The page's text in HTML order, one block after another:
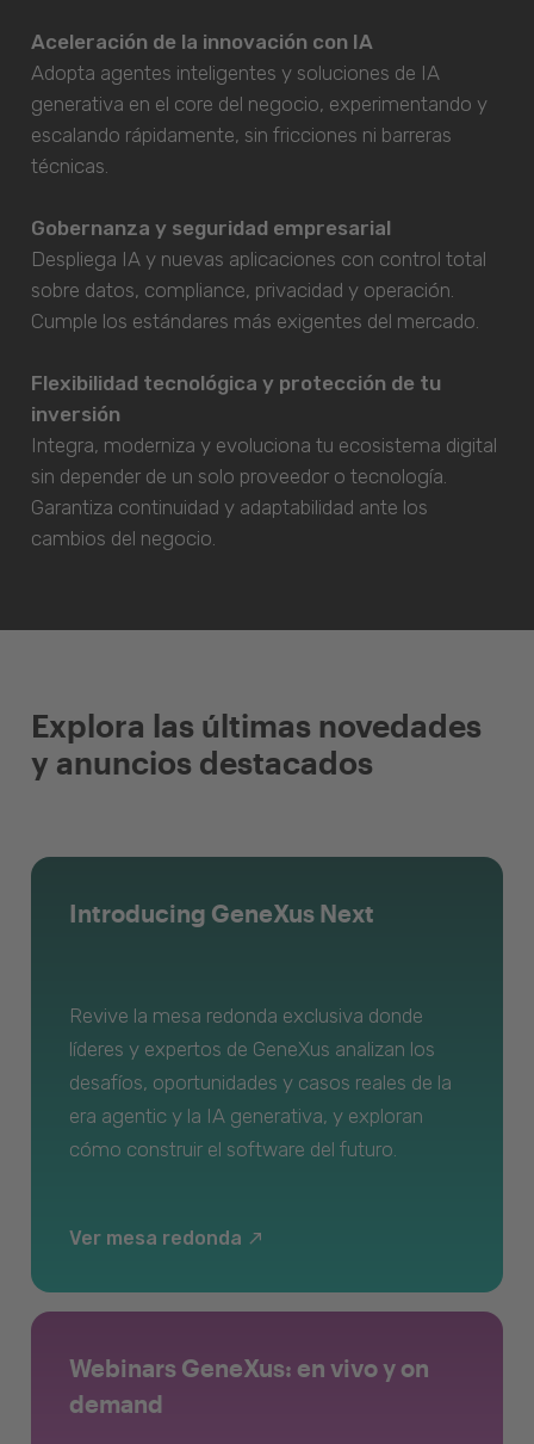
Aceleración de la innovación con IA
Adopta agentes inteligentes y soluciones de IA
generativa en el core del negocio, experimentando y
escalando rápidamente, sin fricciones ni barreras
técnicas.
Gobernanza y seguridad empresarial
Despliega IA y nuevas aplicaciones con control total
sobre datos, compliance, privacidad y operación.
Cumple los estándares más exigentes del mercado.
Flexibilidad tecnológica y protección de tu
inversión
Integra, moderniza y evoluciona tu ecosistema digital
sin depender de un solo proveedor o tecnología.
Garantiza continuidad y adaptabilidad ante los
cambios del negocio.
Explora las últimas novedades
y anuncios destacados
Introducing GeneXus Next
Revive la mesa redonda exclusiva donde
líderes y expertos de GeneXus analizan los
desafíos, oportunidades y casos reales de la
era agentic y la IA generativa, y exploran
cómo construir el software del futuro.
Ver mesa redonda
Webinars GeneXus: en vivo y on
demand